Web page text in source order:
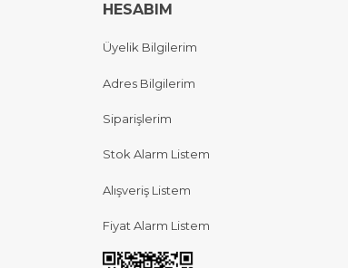
HESABIM
Üyelik Bilgilerim
Adres Bilgilerim
Siparişlerim
Stok Alarm Listem
Alışveriş Listem
Fiyat Alarm Listem